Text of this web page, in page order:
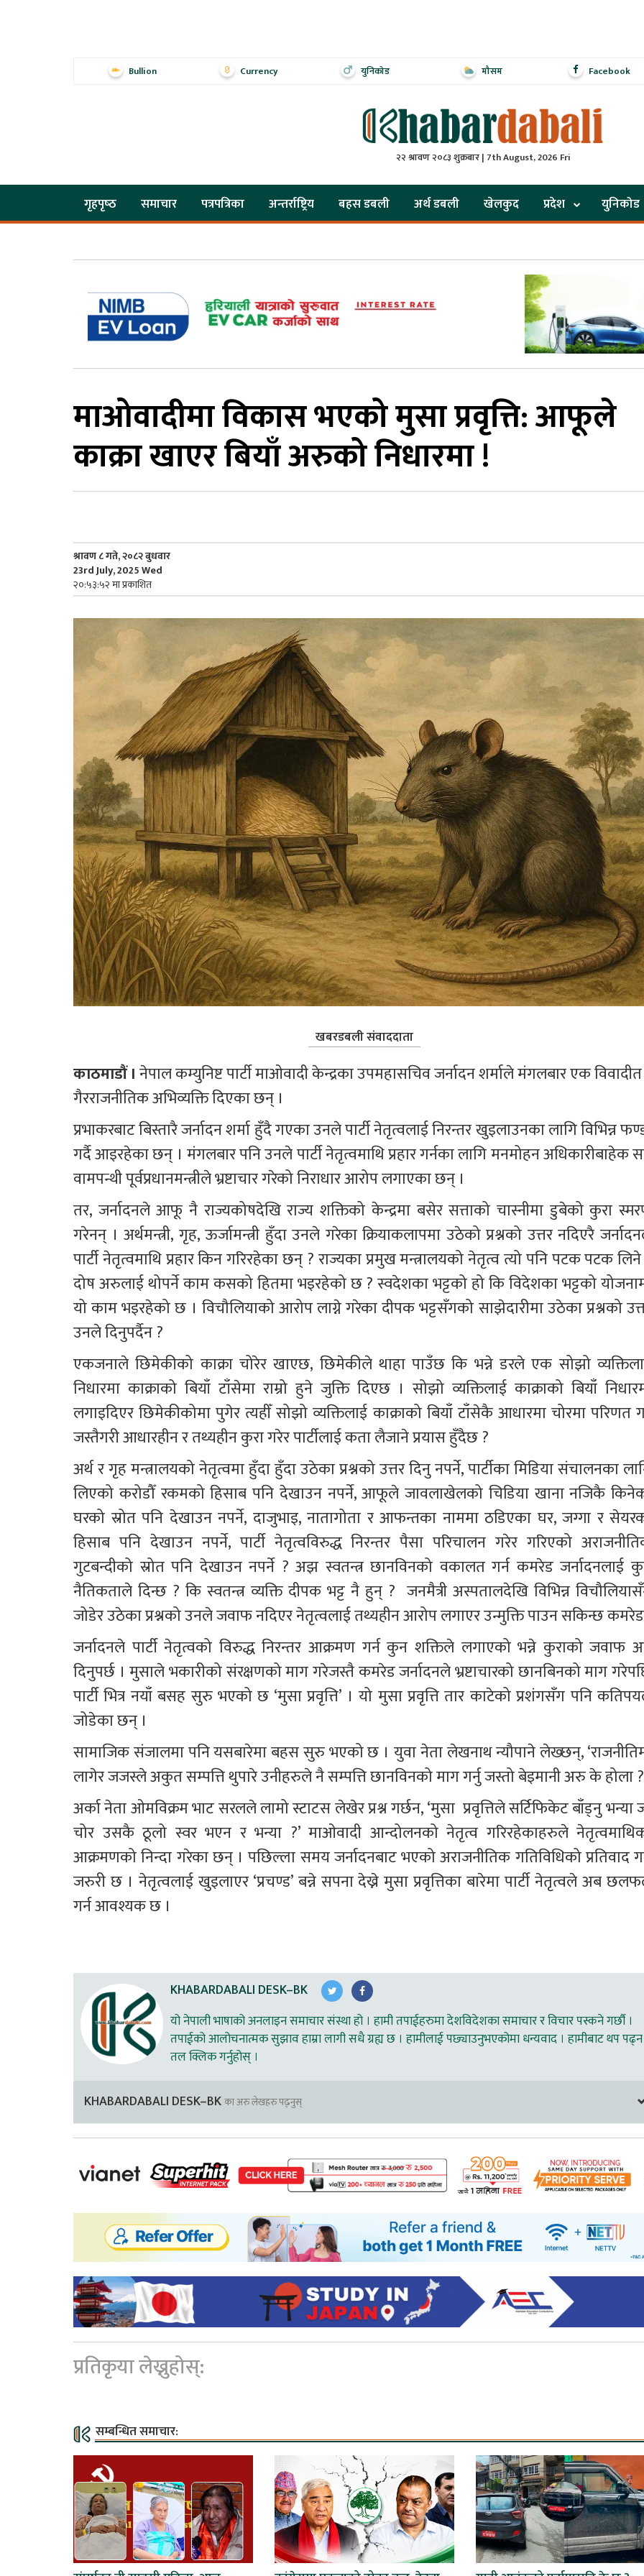
Bullion Currency युनिकोड मौसम Facebook
२२ श्रावण २०८३ शुक्रबार | 7th August, 2026 Fri
गृहपृष्‍ठ समाचार पत्रपत्रिका अन्तर्राष्ट्रिय बहस डबली अर्थ डबली खेलकुद प्रदेश युनिकोड
माओवादीमा विकास भएको मुसा प्रवृत्ति: आफूले
काक्रा खाएर बियाँ अरुको निधारमा !
श्रावण ८ गते, २०८२ बुधवार
23rd July, 2025 Wed
२०:५३:५२ मा प्रकाशित
खबरडबली संवाददाता
काठमाडौं । नेपाल कम्युनिष्ट पार्टी माओवादी केन्द्रका उपमहासचिव जर्नादन शर्माले मंगलबार एक
गैरराजनीतिक अभिव्यक्ति दिएका छन् ।
प्रभाकरबाट बिस्तारै जर्नादन शर्मा हुँदै गएका उनले पार्टी नेतृत्वलाई निरन्तर खुइलाउनका लागि विभिन्न
गर्दै आइरहेका छन् । मंगलबार पनि उनले पार्टी नेतृत्वमाथि प्रहार गर्नका लागि मनमोहन अधिकारीबाहेक
वामपन्थी पूर्वप्रधानमन्त्रीले भ्रष्टाचार गरेको निराधार आरोप लगाएका छन् ।
तर, जर्नादनले आफू नै राज्यकोषदेखि राज्य शक्तिको केन्द्रमा बसेर सत्ताको चास्नीमा डुबेको कुरा
गरेनन् । अर्थमन्त्री, गृह, ऊर्जामन्त्री हुँदा उनले गरेका क्रियाकलापमा उठेको प्रश्नको उत्तर नदिएरै
पार्टी नेतृत्वमाथि प्रहार किन गरिरहेका छन् ? राज्यका प्रमुख मन्त्रालयको नेतृत्व त्यो पनि पटक पटक
दोष अरुलाई थोपर्ने काम कसको हितमा भइरहेको छ ? स्वदेशका भट्टको हो कि विदेशका भट्टको
यो काम भइरहेको छ । विचौलियाको आरोप लाग्ने गरेका दीपक भट्टसँगको साझेदारीमा उठेका प्रश्नको
उनले दिनुपर्दैन ?
एकजनाले छिमेकीको काक्रा चोरेर खाएछ, छिमेकीले थाहा पाउँछ कि भन्ने डरले एक सोझो
निधारमा काक्राको बियाँ टाँसेमा राम्रो हुने जुक्ति दिएछ । सोझो व्यक्तिलाई काक्राको बियाँ
लगाइदिएर छिमेकीकोमा पुगेर त्यहीँ सोझो व्यक्तिलाई काक्राको बियाँ टाँसेकै आधारमा चोरमा परिणत
जस्तैगरी आधारहीन र तथ्यहीन कुरा गरेर पार्टीलाई कता लैजाने प्रयास हुँदैछ ?
अर्थ र गृह मन्त्रालयको नेतृत्वमा हुँदा हुँदा उठेका प्रश्नको उत्तर दिनु नपर्ने, पार्टीका मिडिया संचालनका
लिएको करोडौँ रकमको हिसाब पनि देखाउन नपर्ने, आफूले जावलाखेलको चिडिया खाना नजिकै
घरको स्रोत पनि देखाउन नपर्ने, दाजुभाइ, नातागोता र आफन्तका नाममा ठडिएका घर, जग्गा र
हिसाब पनि देखाउन नपर्ने, पार्टी नेतृत्वविरुद्ध निरन्तर पैसा परिचालन गरेर गरिएको
गुटबन्दीको स्रोत पनि देखाउन नपर्ने ? अझ स्वतन्त्र छानविनको वकालत गर्न कमरेड जर्नादनलाई
नैतिकताले दिन्छ ? कि स्वतन्त्र व्यक्ति दीपक भट्ट नै हुन् ?  जनमैत्री अस्पतालदेखि विभिन्न
जोडेर उठेका प्रश्नको उनले जवाफ नदिएर नेतृत्वलाई तथ्यहीन आरोप लगाएर उन्मुक्ति पाउन सकिन्छ
जर्नादनले पार्टी नेतृत्वको विरुद्ध निरन्तर आक्रमण गर्न कुन शक्तिले लगाएको भन्ने कुराको जवाफ
दिनुपर्छ । मुसाले भकारीको संरक्षणको माग गरेजस्तै कमरेड जर्नादनले भ्रष्टाचारको छानबिनको माग
पार्टी भित्र नयाँ बसह सुरु भएको छ ‘मुसा प्रवृत्ति’ । यो मुसा प्रवृत्ति तार काटेको प्रशंगसँग पनि
जोडेका छन् ।
सामाजिक संजालमा पनि यसबारेमा बहस सुरु भएको छ । युवा नेता लेखनाथ न्यौपाने लेख्छन्,
लागेर जजस्ले अकुत सम्पत्ति थुपारे उनीहरुले नै सम्पत्ति छानविनको माग गर्नु जस्तो बेइमानी अरु के होला
अर्का नेता ओमविक्रम भाट सरलले लामो स्टाटस लेखेर प्रश्न गर्छन, ‘मुसा  प्रवृत्तिले सर्टिफिकेट बाँड्नु भन्या
चोर उसकै ठूलो स्वर भएन र भन्या ?’ माओवादी आन्दोलनको नेतृत्व गरिरहेकाहरुले
आक्रमणको निन्दा गरेका छन् । पछिल्ला समय जर्नादनबाट भएको अराजनीतिक गतिविधिको प्रतिवाद
जरुरी छ । नेतृत्वलाई खुइलाएर ‘प्रचण्ड’ बन्ने सपना देख्ने मुसा प्रवृत्तिका बारेमा पार्टी नेतृत्वले अब
गर्न आवश्यक छ ।
KHABARDABALI DESK–BK
यो नेपाली भाषाको अनलाइन समाचार संस्था हो । हामी तपाईहरुमा देशविदेशका समाचार र विचार पस्कने गर्छौ ।
तपाईको आलोचनात्मक सुझाव हाम्रा लागी सधै ग्रह्य छ । हामीलाई पछ्याउनुभएकोमा धन्यवाद । हामीबाट थप पढ्न
तल क्लिक गर्नुहोस् ।
KHABARDABALI DESK–BKका अरु लेखहरु पढ्नुस्
प्रतिकृया लेख्नुहोस्:
सम्बन्धित समाचार: